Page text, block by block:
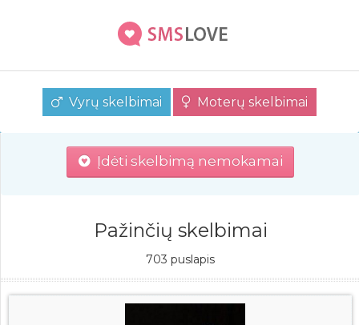
Vyrų skelbimai Moterų skelbimai
Įdėti skelbimą nemokamai
Pažinčių skelbimai
703 puslapis